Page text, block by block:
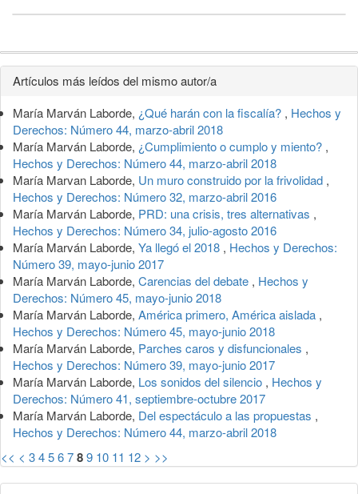
Detalles
del
artículo
Artículos más leídos del mismo autor/a
María Marván Laborde, ¿Qué harán con la fiscalía? , Hechos y
Derechos: Número 44, marzo-abril 2018
María Marván Laborde, ¿Cumplimiento o cumplo y miento? ,
Hechos y Derechos: Número 44, marzo-abril 2018
María Marvan Laborde, Un muro construido por la frivolidad ,
Hechos y Derechos: Número 32, marzo-abril 2016
María Marván Laborde, PRD: una crisis, tres alternativas ,
Hechos y Derechos: Número 34, julio-agosto 2016
María Marván Laborde, Ya llegó el 2018 , Hechos y Derechos:
Número 39, mayo-junio 2017
María Marván Laborde, Carencias del debate , Hechos y
Derechos: Número 45, mayo-junio 2018
María Marván Laborde, América primero, América aislada ,
Hechos y Derechos: Número 45, mayo-junio 2018
María Marván Laborde, Parches caros y disfuncionales ,
Hechos y Derechos: Número 39, mayo-junio 2017
María Marván Laborde, Los sonidos del silencio , Hechos y
Derechos: Número 41, septiembre-octubre 2017
María Marván Laborde, Del espectáculo a las propuestas ,
Hechos y Derechos: Número 44, marzo-abril 2018
<< < 3456789 10 11 12 > >>